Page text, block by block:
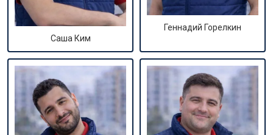
Саша Ким
Геннадий Горелкин